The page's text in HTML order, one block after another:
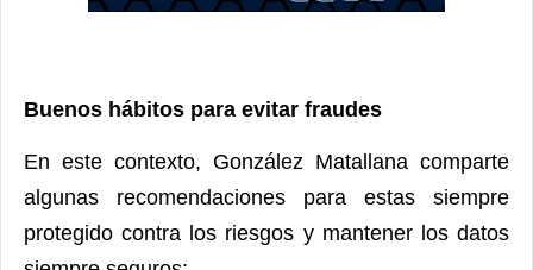
Buenos hábitos para evitar fraudes
En este contexto, González Matallana comparte
algunas recomendaciones para estas siempre
protegido contra los riesgos y mantener los datos